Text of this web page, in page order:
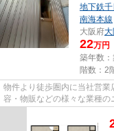
地下鉄
南海本線
大阪府
22万円
築年数：
階数：2
物件より徒歩圏内に当社営
容・物販などの様々な業種の
尚、弊社ではおとり広告は一